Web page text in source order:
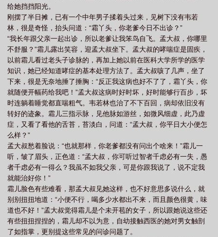
吗 三国神医鼻通灵喷剂副作用
鼻通灵 三国神医鼻通灵喷剂效果怎样 三国神医婴爽宝宝膏的功效与作用
国神医叫什么名字 三国神医抑菌膏说明书 三国神医抑菌乳膏是激素药吗
国神医痔疮膏是正规的药吗 三国神医宝宝膏的作用与功效 三国神医痔疮膏好使
吗 三国神医抑菌乳膏主治什么 三国神医都治什么皮肤病 三国神医可以涂下
医药膏 三国神医灰甲净多少钱一盒 三国神医抑菌乳膏一天用几次 三国神医
多少钱一盒 三国神医可以涂脸上吗 三国神医抑菌乳膏治什么 三国神医抑菌
膏是激素药吗 三国神医膏为啥不让卖了 三国神医抑菌乳膏可以涂脸吗 三国
神医抑菌乳膏的作用与功效
抹几遍 三国神医抑菌乳膏可以治蚊虫叮咬吗
给她挡挡阳光。
刚摆了半日摊，已有一个中年男子揉着头过来，见树下没有韦若
林，很是奇怪，抬头问道：“霜丫头，你老爹今日不出诊？”
“我长年跟父亲一起出诊，所以老爹让我笨鸟自飞。孟大叔，你哪里
不舒服？”霜儿露出笑容，迎孟大叔坐下。孟大叔的哮喘症是固疾，
以前霜儿看过老头子诊脉的，再加上她以前在医科大学所学的医学
知识，她已经知道哮症的基本处理方法了。孟大叔咳了几声，坐了
下来，很是无奈地捶了捶胸：“反正我这病也好不了了，霜丫头，你
就随便开幅药给我吧！”孟大叔这病时好时坏，好时能够行百步，坏
时连躺着睡觉都直喘粗气。韦若林也治了不下百回，病却依旧没有
转好的迹象。霜儿三指示脉，见他脉如游丝，如微风细虚，此乃虚
症，又看了看他的舌苔，苔淡白，问道：“孟大叔，你平日大小便怎
么样？”
孟大叔愁着脸说：“也就那样，你老爹都没有问出个啥来！”霜儿一
听，皱了眉头，正色道：“孟大叔，你可听过智者千虑必有一失，愚
者千虑必有一得么？我虽不如我父亲，可是你跟我说了，说不定我
就能治好你！”
霜儿脸色有些难看，那孟大叔见她这样，也不好意思多说什么，就
别别扭扭地道：“小便不行，喝多少水都出不来，而且颜色很黄，味
道也不好！”孟大叔觉得霜儿是个未开苞的女子，所以跟她说这些还
有些扭扭捏捏的，霜儿却不以为意，自幼接触西医的她对男女触剖
了如指掌，更别提这些常见的问诊问题了。